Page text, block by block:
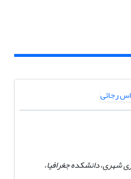
شهری، دانشکده جغرافیا،